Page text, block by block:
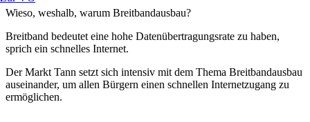
Wieso, weshalb, warum Breitbandausbau?
Breitband bedeutet eine hohe Datenübertragungsrate zu haben,
sprich ein schnelles Internet.
Der Markt Tann setzt sich intensiv mit dem Thema Breitbandausbau
auseinander, um allen Bürgern einen schnellen Internetzugang zu
ermöglichen.